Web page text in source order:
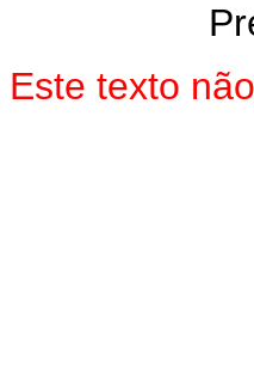
Este texto